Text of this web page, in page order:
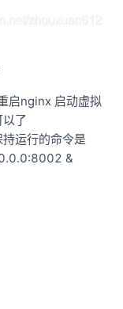
启nginx 启动虚拟
了
运行的命令是
&